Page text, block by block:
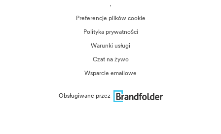
·
Preferencje plików cookie
Polityka prywatności
Warunki usługi
Czat na żywo
Wsparcie emailowe
Obsługiwane przez